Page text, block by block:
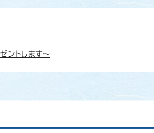
ントします～